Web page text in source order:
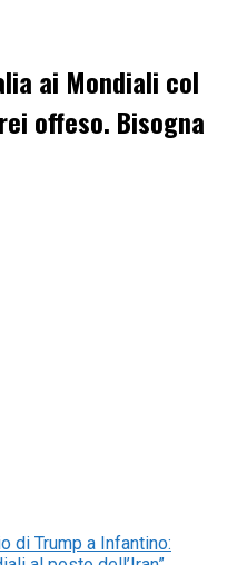
ai Mondiali col
offeso. Bisogna
di Trump a Infantino: